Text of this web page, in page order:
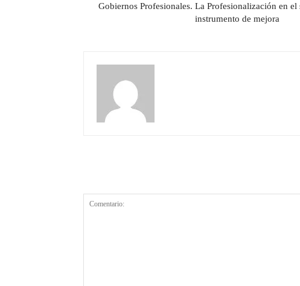
Gobiernos Profesionales. La Profesionalización en
instrumento de mejora